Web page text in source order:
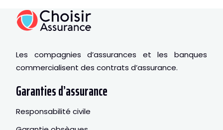
Les compagnies d’assurances et les banques
commercialisent des contrats d’assurance.
Garanties d’assurance
Responsabilité civile